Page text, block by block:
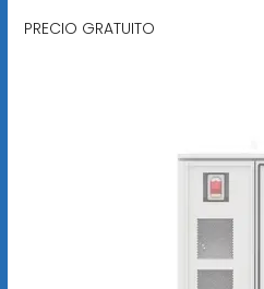
PRECIO GRATUITO